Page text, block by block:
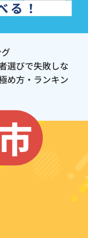
選びで失敗しな
め方・ランキン